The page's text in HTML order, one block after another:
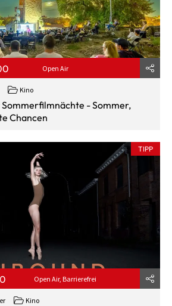
Kino
Open Air
- Sommer,
Chancen
Kino
TIPP
Open Air Barrierefrei